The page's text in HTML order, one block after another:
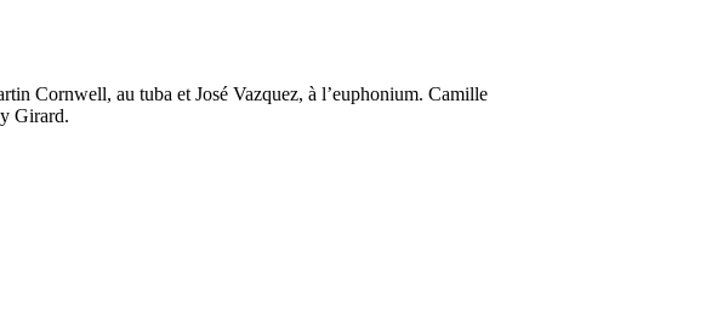
Cornwell, au tuba et José Vazquez, à l’euphonium. Camille
Girard.